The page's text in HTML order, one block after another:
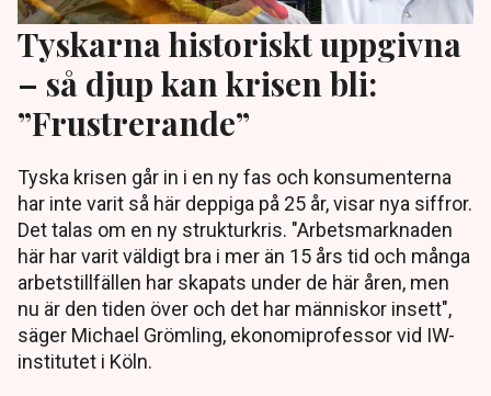
Tyskarna historiskt uppgivna
– så djup kan krisen bli:
”Frustrerande”
Tyska krisen går in i en ny fas och konsumenterna
har inte varit så här deppiga på 25 år, visar nya siffror.
Det talas om en ny strukturkris. "Arbetsmarknaden
här har varit väldigt bra i mer än 15 års tid och många
arbetstillfällen har skapats under de här åren, men
nu är den tiden över och det har människor insett",
säger Michael Grömling, ekonomiprofessor vid IW-
institutet i Köln.